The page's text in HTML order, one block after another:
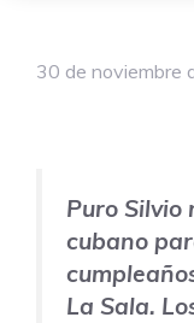
30 de noviembre
Puro
cubano
La Sala.